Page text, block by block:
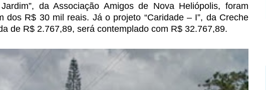
Jardim”, da Associação Amigos de Nova Heliópolis, foram
dos R$ 30 mil reais. Já o projeto “Caridade – I”, da Creche
de R$ 2.767,89, será contemplado com R$ 32.767,89.